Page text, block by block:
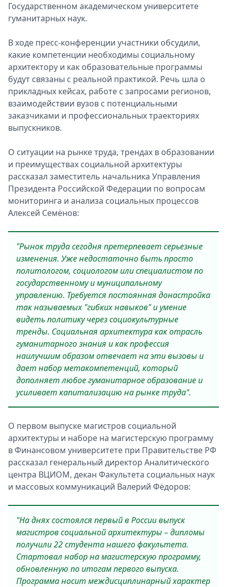
Государственном академическом университете
гуманитарных наук.
В ходе пресс-конференции участники обсудили,
какие компетенции необходимы социальному
архитектору и как образовательные программы
будут связаны с реальной практикой. Речь шла о
прикладных кейсах, работе с запросами регионов,
взаимодействии вузов с потенциальными
заказчиками и профессиональных траекториях
выпускников.
О ситуации на рынке труда, трендах в образовании
и преимуществах социальной архитектуры
рассказал заместитель начальника Управления
Президента Российской Федерации по вопросам
мониторинга и анализа социальных процессов
Алексей Семёнов:
"Рынок труда сегодня претерпевает серьезные
изменения. Уже недостаточно быть просто
политологом, социологом или специалистом по
государственному и муниципальному
управлению. Требуется постоянная донастройка
так называемых "гибких навыков" и умение
видеть политику через социокультурные
тренды. Социальная архитектура как отрасль
гуманитарного знания и как профессия
наилучшим образом отвечает на эти вызовы и
дает набор метакомпетенций, который
дополняет любое гуманитарное образование и
усиливает капитализацию на рынке труда".
О первом выпуске магистров социальной
архитектуры и наборе на магистерскую программу
в Финансовом университете при Правительстве РФ
рассказал генеральный директор Аналитического
центра ВЦИОМ, декан Факультета социальных наук
и массовых коммуникаций Валерий Фёдоров:
"На днях состоялся первый в России выпуск
магистров социальной архитектуры – дипломы
получили 22 студента нашего факультета.
Стартовал набор на магистерскую программу,
обновленную по итогам первого выпуска.
Программа носит междисциплинарный характер